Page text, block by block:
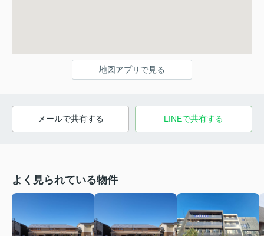
地図アプリで見る
メールで共有する LINEで共有する
よく見られている物件